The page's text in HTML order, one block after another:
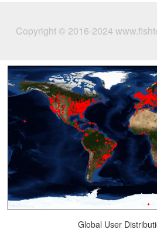
Copyright © 2016-2024
Global User